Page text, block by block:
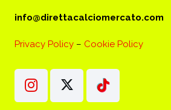
info@direttacalciomercato.com
Privacy Policy – Cookie Policy